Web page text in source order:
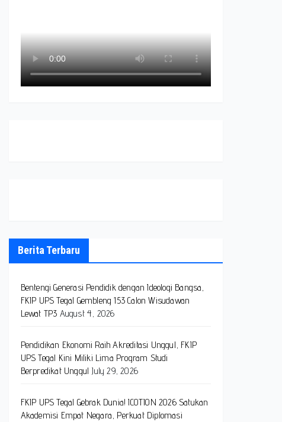
Berita Terbaru
Bentengi Generasi Pendidik dengan Ideologi Bangsa,
FKIP UPS Tegal Gembleng 153 Calon Wisudawan
Lewat TP3 August 4, 2026
Pendidikan Ekonomi Raih Akreditasi Unggul, FKIP
UPS Tegal Kini Miliki Lima Program Studi
Berpredikat Unggul July 29, 2026
FKIP UPS Tegal Gebrak Dunia! ICOTION 2026 Satukan
Akademisi Empat Negara, Perkuat Diplomasi